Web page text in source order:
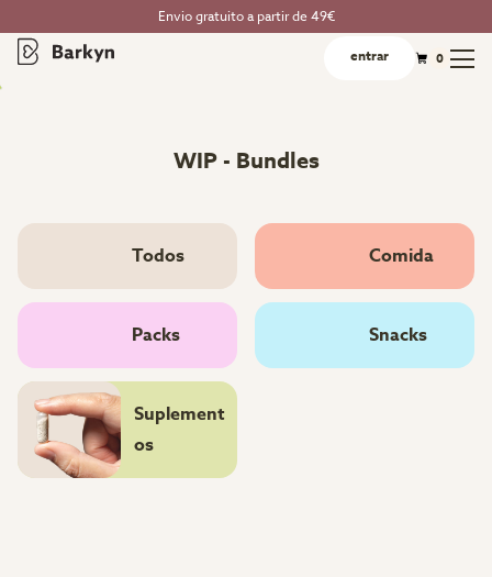
Envio gratuito a partir de 49€
entrar 0
WIP - Bundles
Todos Comida
Packs Snacks
Suplement
os